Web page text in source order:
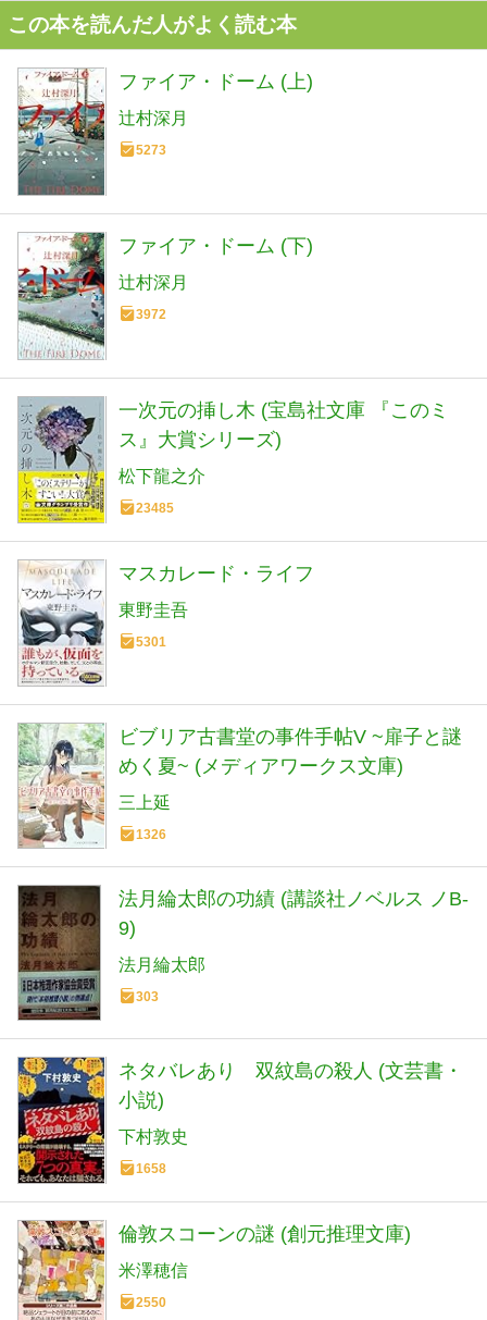
この本を読んだ人がよく読む本
ファイア・ドーム (上)
辻村深月
5273
ファイア・ドーム (下)
辻村深月
3972
一次元の挿し木 (宝島社文庫 『このミ
ス』大賞シリーズ)
松下龍之介
23485
マスカレード・ライフ
東野圭吾
5301
ビブリア古書堂の事件手帖V ~扉子と謎
めく夏~ (メディアワークス文庫)
三上延
1326
法月綸太郎の功績 (講談社ノベルス ノB-
9)
法月綸太郎
303
ネタバレあり 双紋島の殺人 (文芸書・
小説)
下村敦史
1658
倫敦スコーンの謎 (創元推理文庫)
米澤穂信
2550